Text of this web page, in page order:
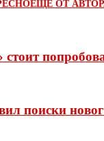
ЕЩЕ ОТ
поиски